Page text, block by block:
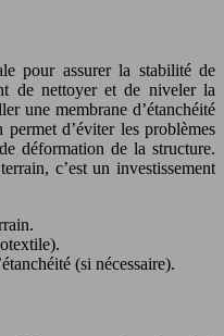
pour assurer la stabilité de
de nettoyer et de niveler la
une membrane d’étanchéité
d’éviter les problèmes
déformation de la structure.
c’est un investissement
(si nécessaire).